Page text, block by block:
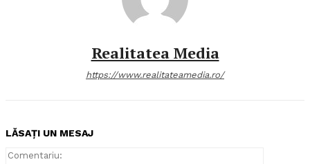
Realitatea Media
https://www.realitateamedia.ro/
LĂSAȚI UN MESAJ